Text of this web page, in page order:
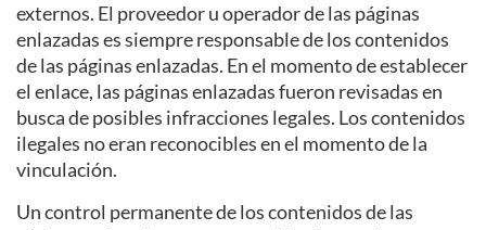
externos. El proveedor u operador de las páginas
enlazadas es siempre responsable de los contenidos
de las páginas enlazadas. En el momento de establecer
el enlace, las páginas enlazadas fueron revisadas en
busca de posibles infracciones legales. Los contenidos
ilegales no eran reconocibles en el momento de la
vinculación.
Un control permanente de los contenidos de las